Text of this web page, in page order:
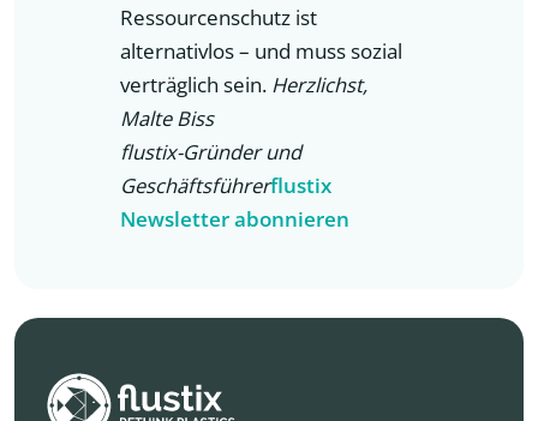
Ressourcenschutz ist
alternativlos – und muss sozial
verträglich sein. Herzlichst,
Malte Biss
flustix-Gründer und
Geschäftsführerflustix
Newsletter abonnieren